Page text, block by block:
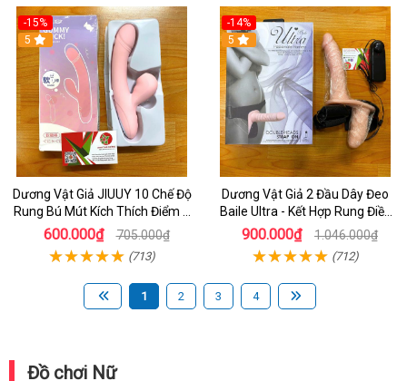
-15%
5
Dương Vật Giả JIUUY 10 Chế Độ
Rung Bú Mút Kích Thích Điểm G
Cho Nữ
600.000₫ 705.000₫
(713)
-14%
5
Dương Vật Giả 2 Đầu Dây Đeo
Baile Ultra - Kết Hợp Rung Điều
Khiển - Đồ Chơi Dành Cho les
900.000₫ 1.046.000₫
(712)
1 2 3 4
Đồ chơi Nữ